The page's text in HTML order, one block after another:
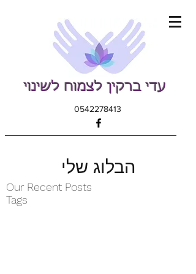
0542278413
הבלוג שלי
Our Recent Posts
Tags